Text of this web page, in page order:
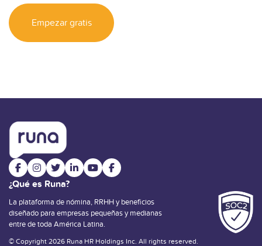
Empezar gratis
¿Qué es Runa?
La plataforma de nómina, RRHH y beneficios
diseñado para empresas pequeñas y medianas
entre de toda América Latina.
© Copyright 2026 Runa HR Holdings Inc. All rights reserved.